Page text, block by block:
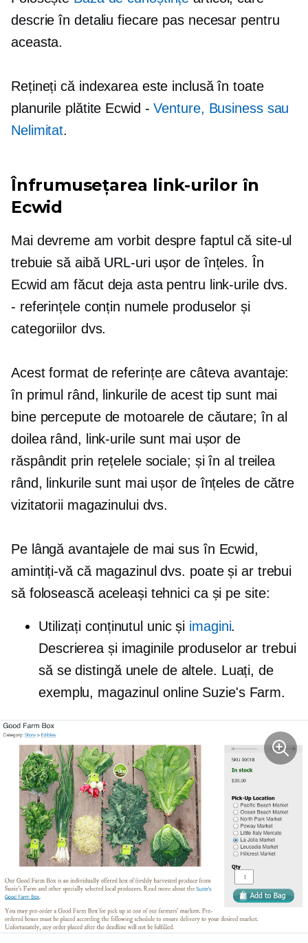
descrie în detaliu fiecare pas necesar pentru
aceasta.
Rețineți că indexarea este inclusă în toate
planurile plătite Ecwid -Venture, Business sau
Nelimitat.
Înfrumusețarea link-urilor în
Ecwid
Mai devreme am vorbit despre faptul că site-ul
trebuie să aibă URL-uri ușor de înțeles. În
Ecwid am făcut deja asta pentru link-urile dvs.
- referințele conțin numele produselor și
categoriilor dvs.
Acest format de referințe are câteva avantaje:
în primul rând, linkurile de acest tip sunt mai
bine percepute de motoarele de căutare; în al
doilea rând, link-urile sunt mai ușor de
răspândit prin rețelele sociale; și în al treilea
rând, linkurile sunt mai ușor de înțeles de către
vizitatorii magazinului dvs.
Pe lângă avantajele de mai sus în Ecwid,
amintiți-vă că magazinul dvs. poate și ar trebui
să folosească aceleași tehnici ca și pe site:
Utilizați conținutul unic și imagini.
Descrierea și imaginile produselor ar trebui
să se distingă unele de altele. Luați, de
exemplu, magazinul online Suzie's Farm.